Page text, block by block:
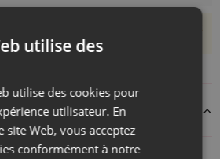
de 7 x 9 cm contient environ
produit aux réglementations :
utilise des
utilise des cookies pour
utilisateur. En
site Web, vous acceptez
conformément à notre